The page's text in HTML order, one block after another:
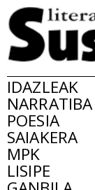
IDAZLEAK
NARRATIBA
POESIA
SAIAKERA
MPK
LISIPE